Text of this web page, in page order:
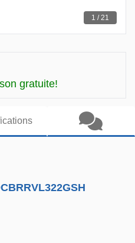
1 / 21
gratuite!